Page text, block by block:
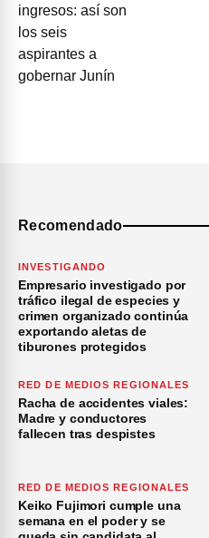
Recomendado
INVESTIGANDO
Empresario investigado por
tráfico ilegal de especies y
crimen organizado continúa
exportando aletas de
tiburones protegidos
RED DE MEDIOS REGIONALES
Racha de accidentes viales:
Madre y conductores
fallecen tras despistes
RED DE MEDIOS REGIONALES
Keiko Fujimori cumple una
semana en el poder y se